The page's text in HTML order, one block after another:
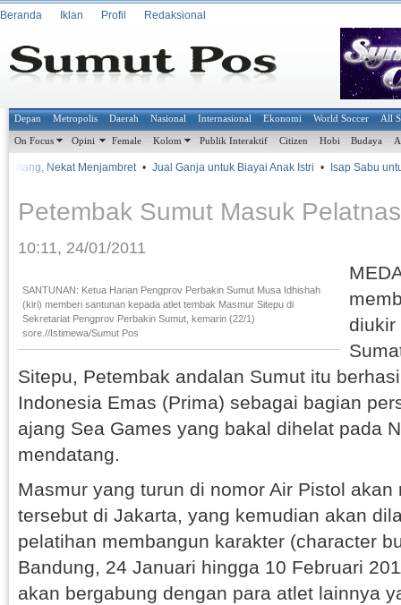
Beranda Iklan Profil Redaksional
Depan Metropolis Daerah Nasional Internasional Ekonomi World Soccer All
On Focus Opini Female Kolom Publik Interaktif Citizen Hobi Budaya
Nekat Menjambret • Jual Ganja untuk Biayai Anak Istri • Isap Sabu
Petembak Sumut Masuk
10:11, 24/01/2011
SANTUNAN: Ketua Harian Pengprov Perbakin Sumut Musa Idhishah
(kiri) memberi santunan kepada atlet tembak Masmur Sitepu di
Sekretariat Pengprov Perbakin Sumut, kemarin (22/1)
sore.//Istimewa/Sumut Pos
diukir
Sitepu, Petembak andalan Sumut itu
Indonesia Emas (Prima) sebagai bagian
ajang Sea Games yang bakal dihelat pada
mendatang.
Masmur yang turun di nomor Air Pistol akan
tersebut di Jakarta, yang kemudian akan
pelatihan membangun karakter (character
Bandung, 24 Januari hingga 10 Februari
akan bergabung dengan para atlet lainnya